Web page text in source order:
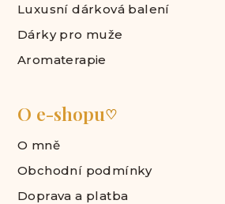
Luxusní dárková balení
Dárky pro muže
Aromaterapie
O e-shopu♡
O mně
Obchodní podmínky
Doprava a platba